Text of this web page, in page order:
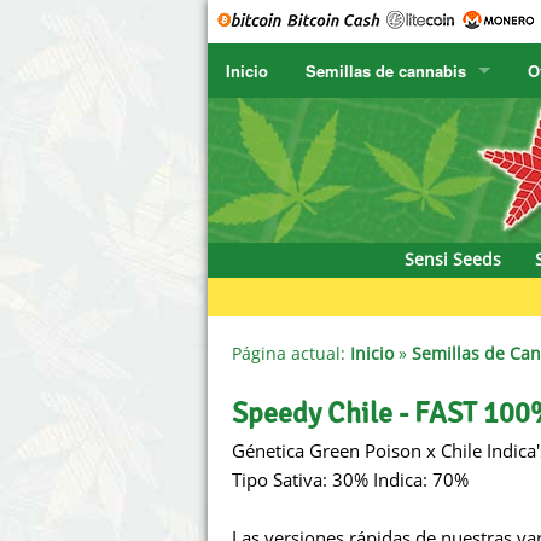
Inicio Semillas de cannabis
SENSI SEEDS
SENSI SEEDS RESEARCH
NIRVANA
SERIOUS SEEDS
SPLIFF SEEDS
Ace Seeds
CBD
Chronic
Dr.
Dutch
Empire
Sensi Seeds
Página actual: Inicio» Semillas de
Speedy Chile - FAST
Génetica Green Poison x Chile
Tipo Sativa: 30% Indica: 70%